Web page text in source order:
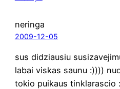
neringa
2009-12-05
sus didziau­siu
labai vis­kas sau­nu :))))
tokio pui­kaus tinklarascio